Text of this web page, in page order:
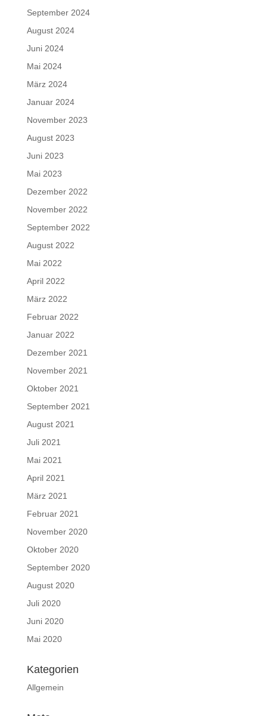
September 2024
August 2024
Juni 2024
Mai 2024
März 2024
Januar 2024
November 2023
August 2023
Juni 2023
Mai 2023
Dezember 2022
November 2022
September 2022
August 2022
Mai 2022
April 2022
März 2022
Februar 2022
Januar 2022
Dezember 2021
November 2021
Oktober 2021
September 2021
August 2021
Juli 2021
Mai 2021
April 2021
März 2021
Februar 2021
November 2020
Oktober 2020
September 2020
August 2020
Juli 2020
Juni 2020
Mai 2020
Kategorien
Allgemein